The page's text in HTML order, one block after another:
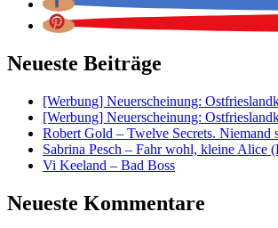
Neueste Beiträge
[Werbung] Neuerscheinung:
[Werbung] Neuerscheinung:
Robert Gold – Twelve Secrets. Niemand
Sabrina Pesch – Fahr wohl, kleine Alice
Vi Keeland – Bad Boss
Neueste Kommentare